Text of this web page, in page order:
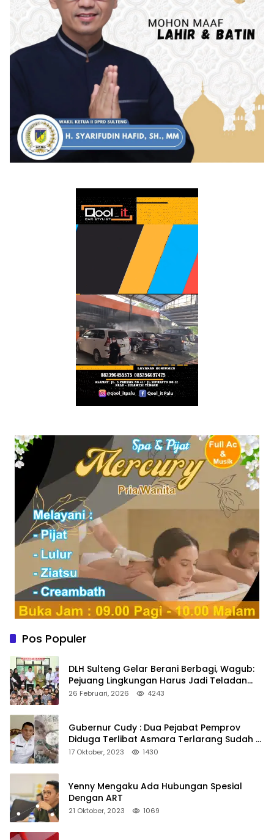
Pos Populer
DLH Sulteng Gelar Berani Berbagi, Wagub:
Pejuang Lingkungan Harus Jadi Teladan
Kepedulian
26 Februari, 2026 4243
Gubernur Cudy : Dua Pejabat Pemprov
Diduga Terlibat Asmara Terlarang Sudah di
Non Job
17 Oktober, 2023 1430
Yenny Mengaku Ada Hubungan Spesial
Dengan ART
21 Oktober, 2023 1069